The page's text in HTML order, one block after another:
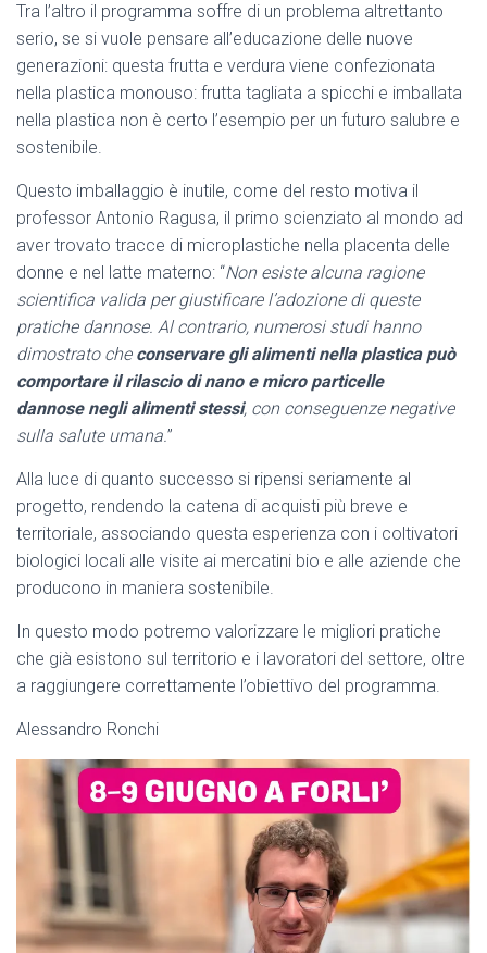
Tra l’altro il programma soffre di un problema altrettanto
serio, se si vuole pensare all’educazione delle nuove
generazioni: questa frutta e verdura viene confezionata
nella plastica monouso: frutta tagliata a spicchi e imballata
nella plastica non è certo l’esempio per un futuro salubre e
sostenibile.
Questo imballaggio è inutile, come del resto motiva il
professor Antonio Ragusa, il primo scienziato al mondo ad
aver trovato tracce di microplastiche nella placenta delle
donne e nel latte materno: “Non esiste alcuna ragione
scientifica valida per giustificare l’adozione di queste
pratiche dannose. Al contrario, numerosi studi hanno
dimostrato che conservare gli alimenti nella plastica può
comportare il rilascio di nano e micro particelle
dannose negli alimenti stessi, con conseguenze negative
sulla salute umana.”
Alla luce di quanto successo si ripensi seriamente al
progetto, rendendo la catena di acquisti più breve e
territoriale, associando questa esperienza con i coltivatori
biologici locali alle visite ai mercatini bio e alle aziende che
producono in maniera sostenibile.
In questo modo potremo valorizzare le migliori pratiche
che già esistono sul territorio e i lavoratori del settore, oltre
a raggiungere correttamente l’obiettivo del programma.
Alessandro Ronchi